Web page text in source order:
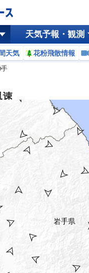
天気予報・観測
天気 花粉飛散情報